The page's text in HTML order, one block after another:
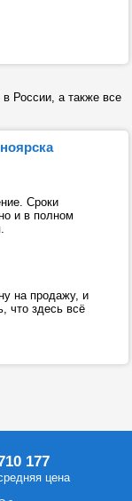
в России, а также все
Сроки
и в полном
на продажу, и
что здесь всё
177
цена